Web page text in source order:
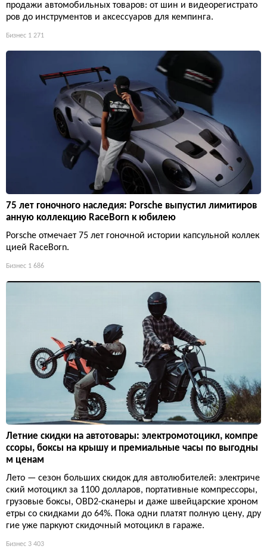
продажи автомобильных товаров: от шин и видеорегистрато
ров до инструментов и аксессуаров для кемпинга.
Бизнес 1 271
75 лет гоночного наследия: Porsche выпустил лимитиров
анную коллекцию RaceBorn к юбилею
Porsche отмечает 75 лет гоночной истории капсульной коллек
цией RaceBorn.
Бизнес 1 686
Летние скидки на автотовары: электромотоцикл, компре
ссоры, боксы на крышу и премиальные часы по выгодны
м ценам
Лето — сезон больших скидок для автолюбителей: электриче
ский мотоцикл за 1100 долларов, портативные компрессоры,
грузовые боксы, OBD2-сканеры и даже швейцарские хроном
етры со скидками до 64%. Пока одни платят полную цену, дру
гие уже паркуют скидочный мотоцикл в гараже.
Бизнес 3 403